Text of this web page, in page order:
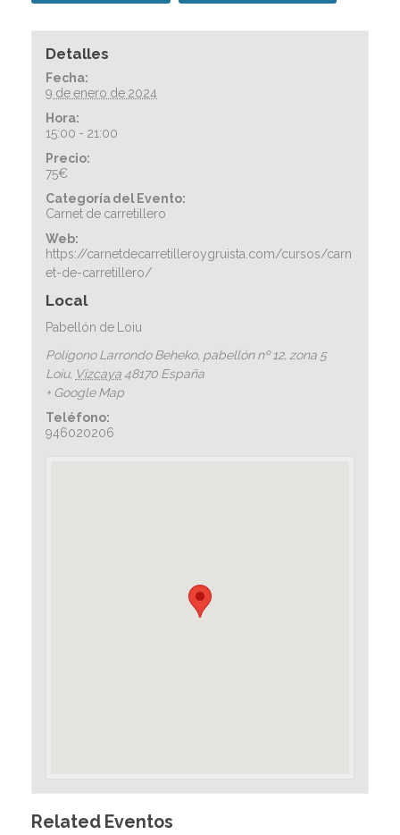
Detalles
Fecha:
9 de enero de 2024
Hora:
15:00 - 21:00
Precio:
75€
Categoría del Evento:
Carnet de carretillero
Web:
https://carnetdecarretilleroygruista.com/cursos/carn
et-de-carretillero/
Local
Pabellón de Loiu
Polígono Larrondo Beheko, pabellón nº 12, zona 5
Loiu, Vizcaya 48170 España
+ Google Map
Teléfono:
946020206
Related Eventos